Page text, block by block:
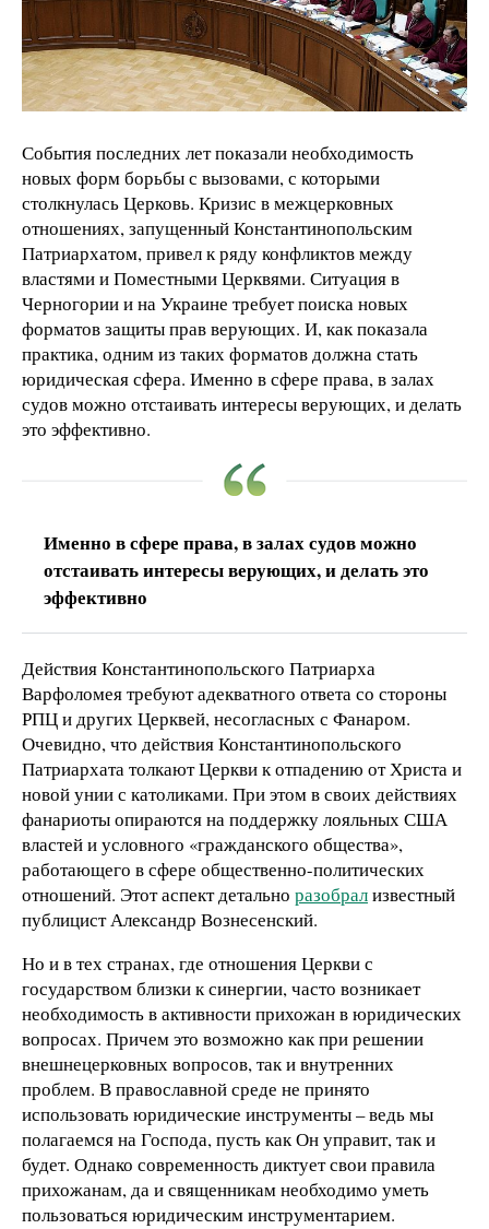
События последних лет показали необходимость
новых форм борьбы с вызовами, с которыми
столкнулась Церковь. Кризис в межцерковных
отношениях, запущенный Константинопольским
Патриархатом, привел к ряду конфликтов между
властями и Поместными Церквями. Ситуация в
Черногории и на Украине требует поиска новых
форматов защиты прав верующих. И, как показала
практика, одним из таких форматов должна стать
юридическая сфера. Именно в сфере права, в залах
судов можно отстаивать интересы верующих, и делать
это эффективно.
Именно в сфере права, в залах судов можно
отстаивать интересы верующих, и делать это
эффективно
Действия Константинопольского Патриарха
Варфоломея требуют адекватного ответа со стороны
РПЦ и других Церквей, несогласных с Фанаром.
Очевидно, что действия Константинопольского
Патриархата толкают Церкви к отпадению от Христа и
новой унии с католиками. При этом в своих действиях
фанариоты опираются на поддержку лояльных США
властей и условного «гражданского общества»,
работающего в сфере общественно-политических
отношений. Этот аспект детально разобрализвестный
публицист Александр Вознесенский.
Но и в тех странах, где отношения Церкви с
государством близки к синергии, часто возникает
необходимость в активности прихожан в юридических
вопросах. Причем это возможно как при решении
внешнецерковных вопросов, так и внутренних
проблем. В православной среде не принято
использовать юридические инструменты – ведь мы
полагаемся на Господа, пусть как Он управит, так и
будет. Однако современность диктует свои правила
прихожанам, да и священникам необходимо уметь
пользоваться юридическим инструментарием.